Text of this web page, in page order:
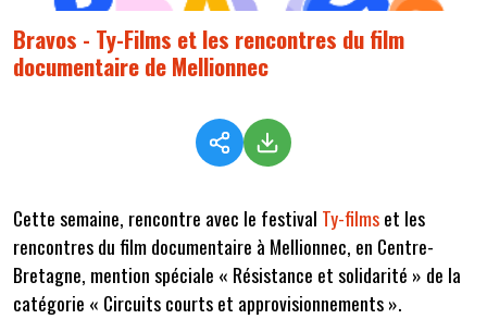
Bravos - Ty-Films et les rencontres du film
documentaire de Mellionnec
Cette semaine, rencontre avec le festival Ty-filmset les
rencontres du film documentaire à Mellionnec, en Centre-
Bretagne, mention spéciale « Résistance et solidarité » de la
catégorie « Circuits courts et approvisionnements ».